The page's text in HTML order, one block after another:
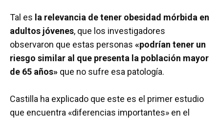
Tal es la relevancia de tener obesidad mórbida en
adultos jóvenes, que los investigadores
observaron que estas personas «podrían tener un
riesgo similar al que presenta la población mayor
de 65 años» que no sufre esa patología.
Castilla ha explicado que este es el primer estudio
que encuentra «diferencias importantes» en el